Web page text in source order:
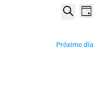
DE
DE
Day
Próximo día